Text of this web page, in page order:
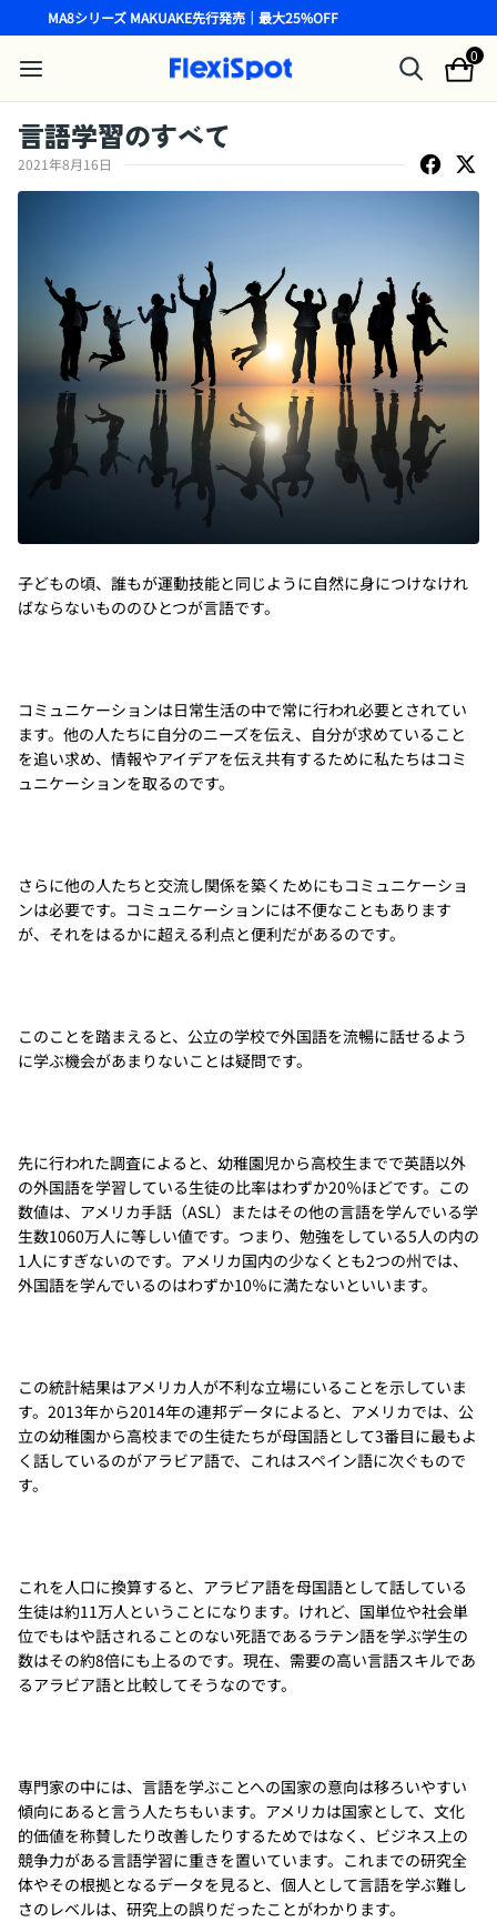
MA8シリーズ MAKUAKE先行発売｜最大25%OFF
0
言語学習のすべて
2021年8月16日
子どもの頃、誰もが運動技能と同じように自然に身につけなけれ
ばならないもののひとつが言語です。
コミュニケーションは日常生活の中で常に行われ必要とされてい
ます。他の人たちに自分のニーズを伝え、自分が求めていること
を追い求め、情報やアイデアを伝え共有するために私たちはコミ
ュニケーションを取るのです。
さらに他の人たちと交流し関係を築くためにもコミュニケーショ
ンは必要です。コミュニケーションには不便なこともあります
が、それをはるかに超える利点と便利だがあるのです。
このことを踏まえると、公立の学校で外国語を流暢に話せるよう
に学ぶ機会があまりないことは疑問です。
先に行われた調査によると、幼稚園児から高校生までで英語以外
の外国語を学習している生徒の比率はわずか20％ほどです。この
数値は、アメリカ手話（ASL）またはその他の言語を学んでいる学
生数1060万人に等しい値です。つまり、勉強をしている5人の内の
1人にすぎないのです。アメリカ国内の少なくとも2つの州では、
外国語を学んでいるのはわずか10％に満たないといいます。
この統計結果はアメリカ人が不利な立場にいることを示していま
す。2013年から2014年の連邦データによると、アメリカでは、公
立の幼稚園から高校までの生徒たちが母国語として3番目に最もよ
く話しているのがアラビア語で、これはスペイン語に次ぐもので
す。
これを人口に換算すると、アラビア語を母国語として話している
生徒は約11万人ということになります。けれど、国単位や社会単
位でもはや話されることのない死語であるラテン語を学ぶ学生の
数はその約8倍にも上るのです。現在、需要の高い言語スキルであ
るアラビア語と比較してそうなのです。
専門家の中には、言語を学ぶことへの国家の意向は移ろいやすい
傾向にあると言う人たちもいます。アメリカは国家として、文化
的価値を称賛したり改善したりするためではなく、ビジネス上の
競争力がある言語学習に重きを置いています。これまでの研究全
体やその根拠となるデータを見ると、個人として言語を学ぶ難し
さのレベルは、研究上の誤りだったことがわかります。